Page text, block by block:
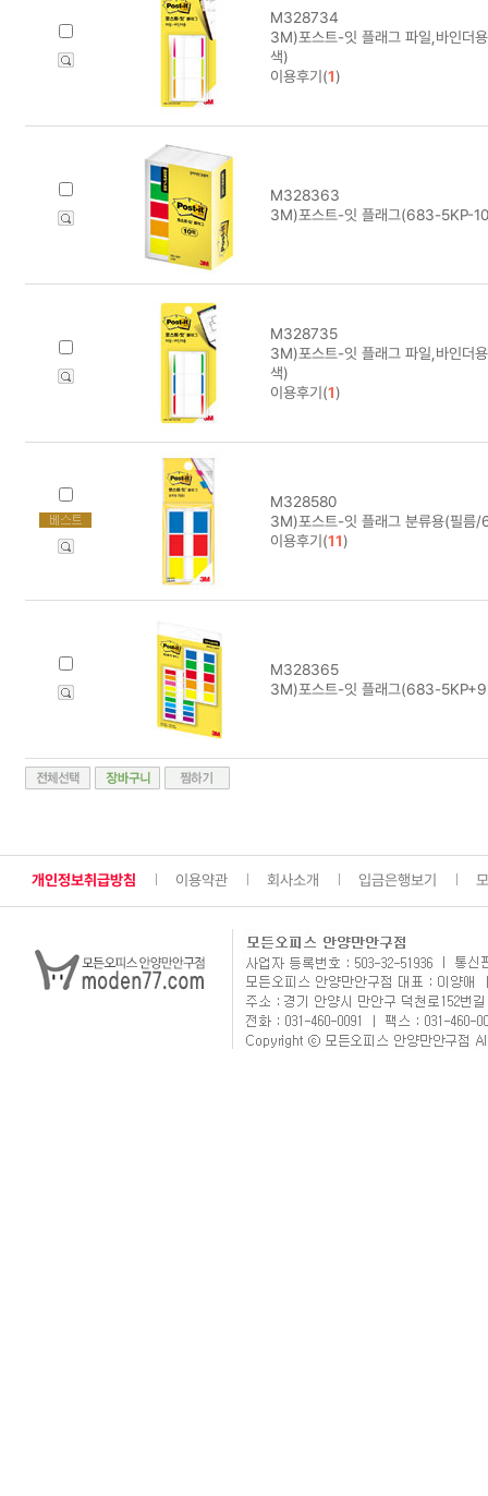
M328734
3M)포스트-잇 플래그 파일,바인더
색)
이용후기(1)
M328363
3M)포스트-잇 플래그(683-5KP-
M328735
3M)포스트-잇 플래그 파일,바인더
색)
이용후기(1)
M328580
3M)포스트-잇 플래그 분류용(필
이용후기(11)
M328365
3M)포스트-잇 플래그(683-
개인정보취급방침 이용약관 회사소개 입금은행보기